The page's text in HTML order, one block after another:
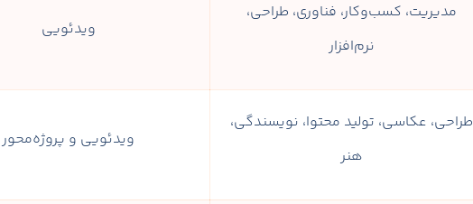
مدیریت، کسب‌وکار، فناوری، طراحی،
نرم‌افزار
ویدئویی
طراحی، عکاسی، تولید محتوا، نویسندگی،
هنر
ویدئویی و پروژه‌محور